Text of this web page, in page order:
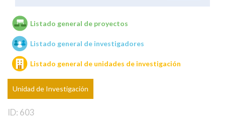
Unidades de investigación
Listado general de proyectos
Listado general de investigadores
Listado general de unidades de investigación
Unidad de Investigación
ID: 603